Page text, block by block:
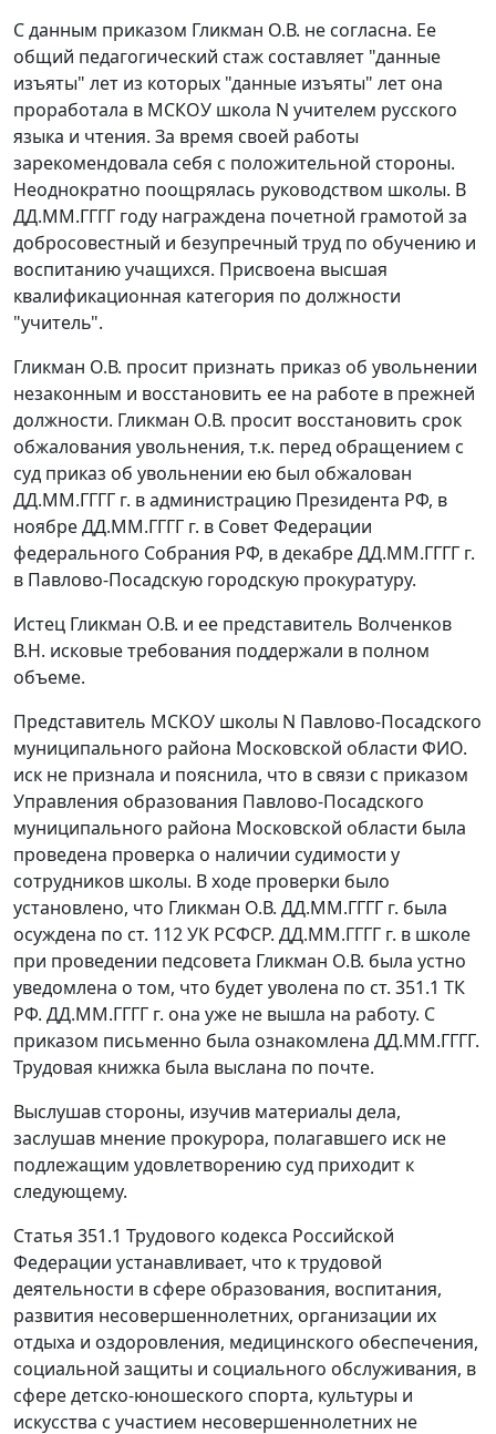
С данным приказом Гликман О.В. не согласна. Ее
общий педагогический стаж составляет "данные
изъяты" лет из которых "данные изъяты" лет она
проработала в МСКОУ школа N учителем русского
языка и чтения. За время своей работы
зарекомендовала себя с положительной стороны.
Неоднократно поощрялась руководством школы. В
ДД.ММ.ГГГГ году награждена почетной грамотой за
добросовестный и безупречный труд по обучению и
воспитанию учащихся. Присвоена высшая
квалификационная категория по должности
"учитель".
Гликман О.В. просит признать приказ об увольнении
незаконным и восстановить ее на работе в прежней
должности. Гликман О.В. просит восстановить срок
обжалования увольнения, т.к. перед обращением с
суд приказ об увольнении ею был обжалован
ДД.ММ.ГГГГ г. в администрацию Президента РФ, в
ноябре ДД.ММ.ГГГГ г. в Совет Федерации
федерального Собрания РФ, в декабре ДД.ММ.ГГГГ г.
в Павлово-Посадскую городскую прокуратуру.
Истец Гликман О.В. и ее представитель Волченков
В.Н. исковые требования поддержали в полном
объеме.
Представитель МСКОУ школы N Павлово-Посадского
муниципального района Московской области ФИО.
иск не признала и пояснила, что в связи с приказом
Управления образования Павлово-Посадского
муниципального района Московской области была
проведена проверка о наличии судимости у
сотрудников школы. В ходе проверки было
установлено, что Гликман О.В. ДД.ММ.ГГГГ г. была
осуждена по ст. 112УК РСФСР. ДД.ММ.ГГГГ г. в школе
при проведении педсовета Гликман О.В. была устно
уведомлена о том, что будет уволена по ст. 351.1 ТК
РФ. ДД.ММ.ГГГГ г. она уже не вышла на работу. С
приказом письменно была ознакомлена ДД.ММ.ГГГГ.
Трудовая книжка была выслана по почте.
Выслушав стороны, изучив материалы дела,
заслушав мнение прокурора, полагавшего иск не
подлежащим удовлетворению суд приходит к
следующему.
Статья 351.1 Трудового кодекса Российской
Федерации устанавливает, что к трудовой
деятельности в сфере образования, воспитания,
развития несовершеннолетних, организации их
отдыха и оздоровления, медицинского обеспечения,
социальной защиты и социального обслуживания, в
сфере детско-юношеского спорта, культуры и
искусства с участием несовершеннолетних не